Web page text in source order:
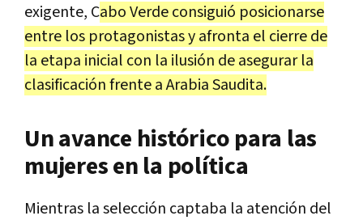
exigente, Cabo Verde consiguió posicionarse
entre los protagonistas y afronta el cierre de
la etapa inicial con la ilusión de asegurar la
clasificación frente a Arabia Saudita.
Un avance histórico para las
mujeres en la política
Mientras la selección captaba la atención del